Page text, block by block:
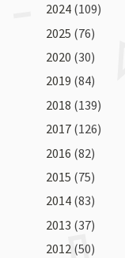
2024 (109)
2025 (76)
2020 (30)
2019 (84)
2018 (139)
2017 (126)
2016 (82)
2015 (75)
2014 (83)
2013 (37)
2012 (50)